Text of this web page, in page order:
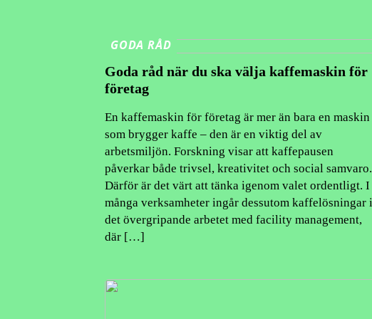
GODA RÅD
Goda råd när du ska välja kaffemaskin för
företag
En kaffemaskin för företag är mer än bara en maskin
som brygger kaffe – den är en viktig del av
arbetsmiljön. Forskning visar att kaffe­pausen
påverkar både trivsel, kreativitet och social samvaro.
Därför är det värt att tänka igenom valet ordentligt. I
många verksamheter ingår dessutom kaffelösningar i
det övergripande arbetet med facility management,
där […]